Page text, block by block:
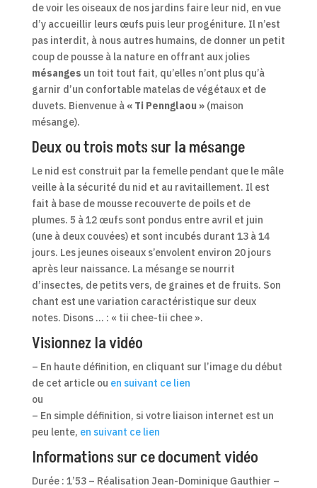
de voir les oiseaux de nos jardins faire leur nid, en vue
d’y accueillir leurs œufs puis leur progéniture. Il n’est
pas interdit, à nous autres humains, de donner un petit
coup de pousse à la nature en offrant aux jolies
mésanges un toit tout fait, qu’elles n’ont plus qu’à
garnir d’un confortable matelas de végétaux et de
duvets. Bienvenue à « Ti Pennglaou »(maison
mésange).
Deux ou trois mots sur la mésange
Le nid est construit par la femelle pendant que le mâle
veille à la sécurité du nid et au ravitaillement. Il est
fait à base de mousse recouverte de poils et de
plumes. 5 à 12 œufs sont pondus entre avril et juin
(une à deux couvées) et sont incubés durant 13 à 14
jours. Les jeunes oiseaux s’envolent environ 20 jours
après leur naissance. La mésange se nourrit
d’insectes, de petits vers, de graines et de fruits. Son
chant est une variation caractéristique sur deux
notes. Disons … : « tii chee-tii chee ».
Visionnez la vidéo
– En haute définition, en cliquant sur l’image du début
de cet article ou en suivant ce lien
ou
– En simple définition, si votre liaison internet est un
peu lente, en suivant ce lien
Informations sur ce document vidéo
Durée : 1’53 – Réalisation Jean-Dominique Gauthier –